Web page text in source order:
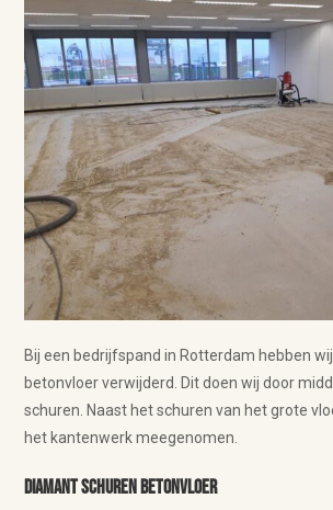
Bij een bedrijfspand in Rotterdam hebben wij
betonvloer verwijderd. Dit doen wij door
schuren. Naast het schuren van het grote
het kantenwerk meegenomen.
Diamant schuren betonvloer